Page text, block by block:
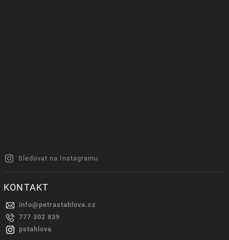
Sledovat na Instagramu
KONTAKT
info@petrastahlova.cz
777 302 839
pstahlova